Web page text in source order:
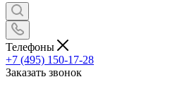
Телефоны
+7 (495) 150-17-28
Заказать звонок